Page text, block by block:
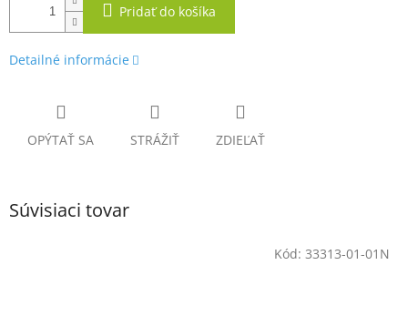
Pridať do košíka
Detailné informácie
OPÝTAŤ SA STRÁŽIŤ ZDIEĽAŤ
Súvisiaci tovar
Kód: 33313-01-01N